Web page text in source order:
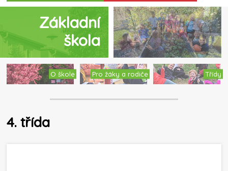
Základní
škola
O škole Pro žáky a rodiče Třídy
4. třída